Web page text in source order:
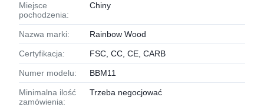
Miejsce
pochodzenia:
Chiny
Nazwa marki: Rainbow Wood
Certyfikacja: FSC, CC, CE, CARB
Numer modelu: BBM11
Minimalna ilość
zamówienia:
Trzeba negocjować